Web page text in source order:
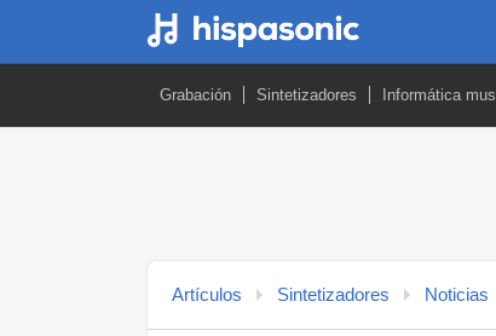
Grabación Sintetizadores Informática
Artículos Sintetizadores Noticias